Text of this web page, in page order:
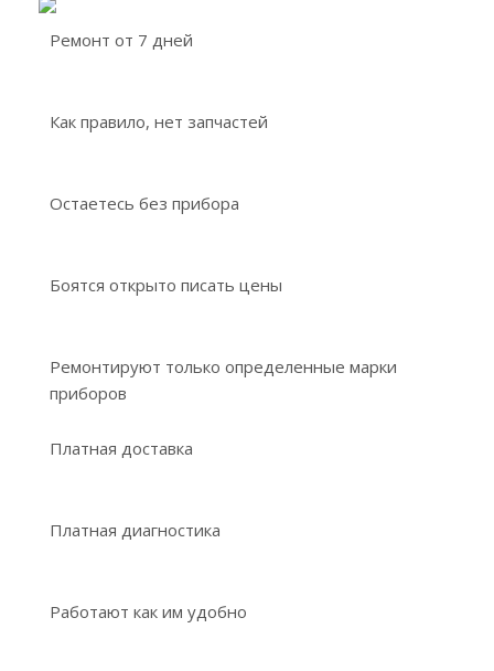
Ремонт от 7 дней
Как правило, нет запчастей
Остаетесь без прибора
Боятся открыто писать цены
Ремонтируют только определенные марки
приборов
Платная доставка
Платная диагностика
Работают как им удобно